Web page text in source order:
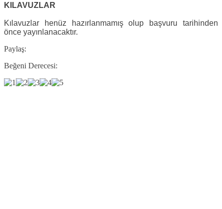
KILAVUZLAR
Kılavuzlar henüz hazırlanmamış olup başvuru tarihinden
önce yayınlanacaktır.
Paylaş:
Beğeni Derecesi: